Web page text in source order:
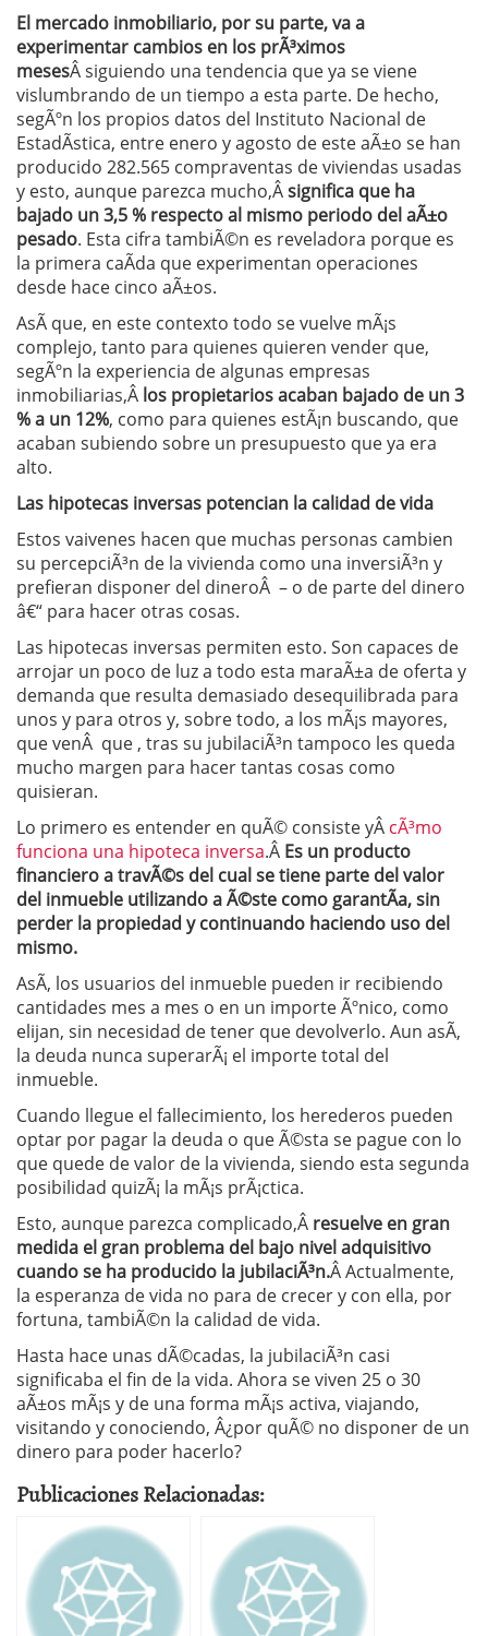
El mercado inmobiliario, por su parte, va a
experimentar cambios en los prÃ³ximos
mesesÂ siguiendo una tendencia que ya se viene
vislumbrando de un tiempo a esta parte. De hecho,
segÃºn los propios datos del Instituto Nacional de
EstadÃ­stica, entre enero y agosto de este aÃ±o se han
producido 282.565 compraventas de viviendas usadas
y esto, aunque parezca mucho,Âsignifica que ha
bajado un 3,5 % respecto al mismo periodo del aÃ±o
pesado. Esta cifra tambiÃ©n es reveladora porque es
la primera caÃ­da que experimentan operaciones
desde hace cinco aÃ±os.
AsÃ­ que, en este contexto todo se vuelve mÃ¡s
complejo, tanto para quienes quieren vender que,
segÃºn la experiencia de algunas empresas
inmobiliarias,Â los propietarios acaban bajado de un 3
% a un 12%, como para quienes estÃ¡n buscando, que
acaban subiendo sobre un presupuesto que ya era
alto.
Las hipotecas inversas potencian la calidad de vida
Estos vaivenes hacen que muchas personas cambien
su percepciÃ³n de la vivienda como una inversiÃ³n y
prefieran disponer del dineroÂ – o de parte del dinero
â€“ para hacer otras cosas.
Las hipotecas inversas permiten esto. Son capaces de
arrojar un poco de luz a todo esta maraÃ±a de oferta y
demanda que resulta demasiado desequilibrada para
unos y para otros y, sobre todo, a los mÃ¡s mayores,
que venÂ que , tras su jubilaciÃ³n tampoco les queda
mucho margen para hacer tantas cosas como
quisieran.
Lo primero es entender en quÃ© consiste yÂ cÃ³mo
funciona una hipoteca inversa.Â Es un producto
financiero a travÃ©s del cual se tiene parte del valor
del inmueble utilizando a Ã©ste como garantÃ­a, sin
perder la propiedad y continuando haciendo uso del
mismo.
AsÃ­, los usuarios del inmueble pueden ir recibiendo
cantidades mes a mes o en un importe Ãºnico, como
elijan, sin necesidad de tener que devolverlo. Aun asÃ­,
la deuda nunca superarÃ¡ el importe total del
inmueble.
Cuando llegue el fallecimiento, los herederos pueden
optar por pagar la deuda o que Ã©sta se pague con lo
que quede de valor de la vivienda, siendo esta segunda
posibilidad quizÃ¡ la mÃ¡s prÃ¡ctica.
Esto, aunque parezca complicado,Â resuelve en gran
medida el gran problema del bajo nivel adquisitivo
cuando se ha producido la jubilaciÃ³n.Â Actualmente,
la esperanza de vida no para de crecer y con ella, por
fortuna, tambiÃ©n la calidad de vida.
Hasta hace unas dÃ©cadas, la jubilaciÃ³n casi
significaba el fin de la vida. Ahora se viven 25 o 30
aÃ±os mÃ¡s y de una forma mÃ¡s activa, viajando,
visitando y conociendo, Â¿por quÃ© no disponer de un
dinero para poder hacerlo?
Publicaciones Relacionadas: